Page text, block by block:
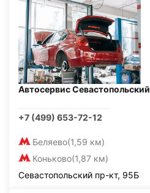
Автосервис Севастопольский
+7 (499) 653-72-12
Беляево(1,59 км)
Коньково(1,87 км)
Севастопольский пр-кт, 95Б